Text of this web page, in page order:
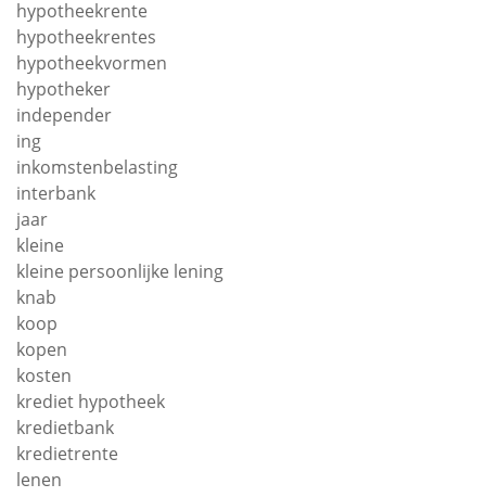
hypotheekrente
hypotheekrentes
hypotheekvormen
hypotheker
independer
ing
inkomstenbelasting
interbank
jaar
kleine
kleine persoonlijke lening
knab
koop
kopen
kosten
krediet hypotheek
kredietbank
kredietrente
lenen